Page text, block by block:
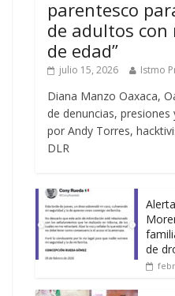
parentesco
de adultos con
de edad”
julio 15, 2026 Istmo
Diana Manzo Oaxaca,
de denuncias, presiones
por Andy Torres,
DLR
de